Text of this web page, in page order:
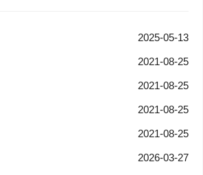
2025-05-13
2021-08-25
2021-08-25
2021-08-25
2021-08-25
2026-03-27